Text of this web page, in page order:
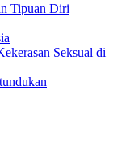
Tipuan Diri
Seksual di